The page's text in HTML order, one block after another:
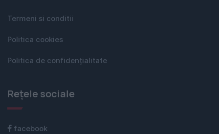
Termeni si conditii
Politica cookies
Politica de confidențialitate
Rețele sociale
facebook